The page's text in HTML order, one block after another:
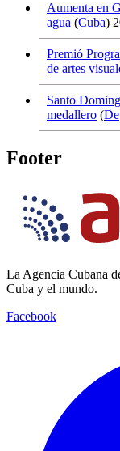
Aumenta en
agua (Cuba)
Premió
de artes
Santo
medallero (
Footer
La Agencia Cubana
Cuba y el mundo.
Facebook